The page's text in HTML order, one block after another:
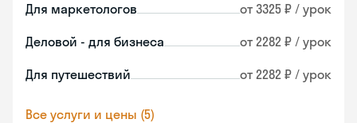
Для маркетологов от 3325 ₽ / урок
Деловой - для бизнеса от 2282 ₽ / урок
Для путешествий от 2282 ₽ / урок
Все услуги и цены (5)